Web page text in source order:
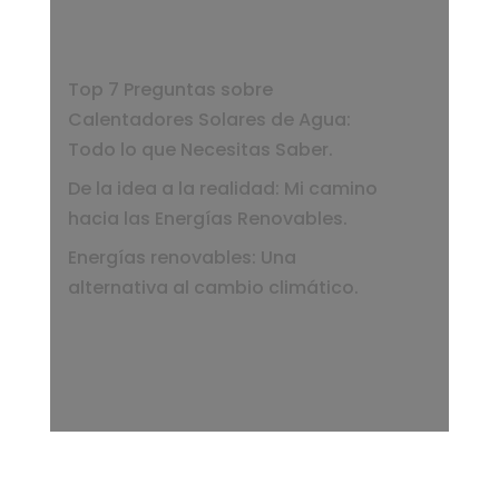
Top 7 Preguntas sobre
Calentadores Solares de Agua:
Todo lo que Necesitas Saber.
De la idea a la realidad: Mi camino
hacia las Energías Renovables.
Energías renovables: Una
alternativa al cambio climático.